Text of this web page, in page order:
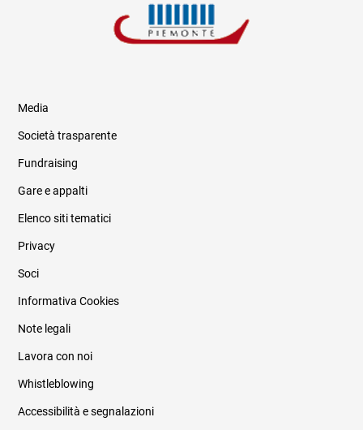
Informazioni legali e trasparenza
Media
Società trasparente
Fundraising
Gare e appalti
Elenco siti tematici
Privacy
Soci
Informativa Cookies
Note legali
Lavora con noi
Whistleblowing
Accessibilità e segnalazioni